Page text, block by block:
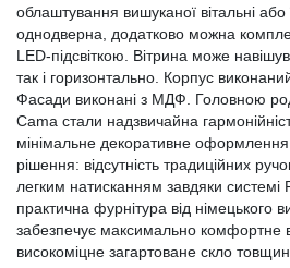
облаштування вишуканої вітальні або
однодверна, додатково можна
LED-підсвіткою. Вітрина може
так і горизонтально. Корпус
Фасади виконані з МДФ. Головною
Cama стали надзвичайна
мінімальне декоративне
рішення: відсутність традиційних
легким натисканням завдяки системі
практична фурнітура від німецького
забезпечує максимально комфортне
високоміцне загартоване скло